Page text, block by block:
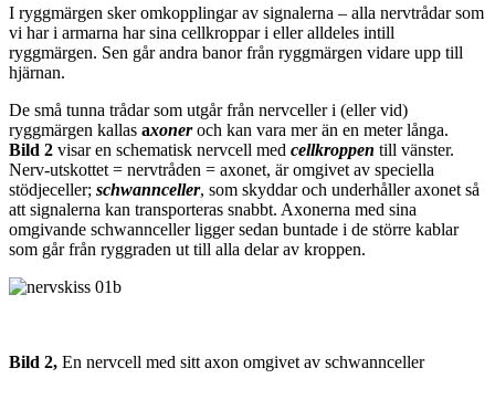
I ryggmärgen sker omkopplingar av signalerna – alla nervtrådar som
vi har i armarna har sina cellkroppar i eller alldeles intill
ryggmärgen. Sen går andra banor från ryggmärgen vidare upp till
hjärnan.
De små tunna trådar som utgår från nervceller i (eller vid)
ryggmärgen kallas axoneroch kan vara mer än en meter långa.
Bild 2 visar en schematisk nervcell med cellkroppen till vänster.
Nerv-utskottet = nervtråden = axonet, är omgivet av speciella
stödjeceller; schwannceller, som skyddar och underhåller axonet så
att signalerna kan transporteras snabbt. Axonerna med sina
omgivande schwannceller ligger sedan buntade i de större kablar
som går från ryggraden ut till alla delar av kroppen.
Bild 2, En nervcell med sitt axon omgivet av schwannceller